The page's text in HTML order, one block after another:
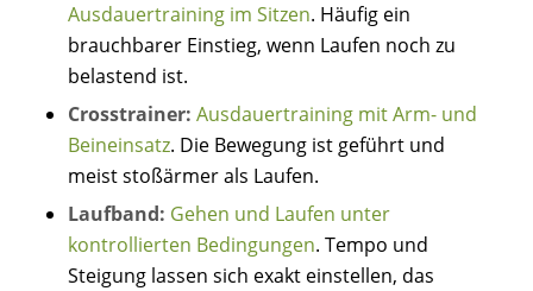
Ausdauertraining im Sitzen. Häufig ein
brauchbarer Einstieg, wenn Laufen noch zu
belastend ist.
Crosstrainer: Ausdauertraining mit Arm- und
Beineinsatz. Die Bewegung ist geführt und
meist stoßärmer als Laufen.
Laufband: Gehen und Laufen unter
kontrollierten Bedingungen. Tempo und
Steigung lassen sich exakt einstellen, das